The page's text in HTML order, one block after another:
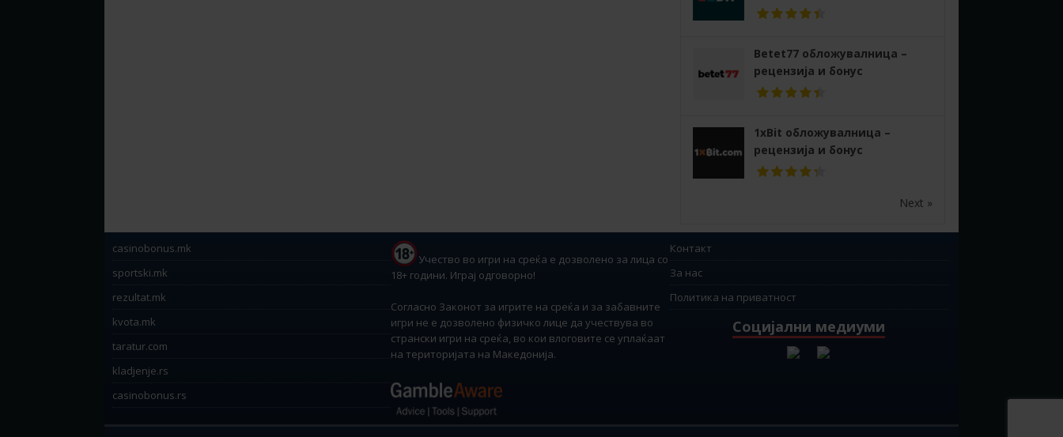
Betet77 обложувалница –
рецензија и бонус
1xBit обложувалница –
рецензија и бонус
Next »
casinobonus.mk
sportski.mk
rezultat.mk
kvota.mk
taratur.com
kladjenje.rs
casinobonus.rs
Учество во игри на среќа е дозволено за лица со
18+ години. Играј одговорно!
Согласно Законот за игрите на среќа и за забавните
игри не е дозволено физичко лице да учествува во
странски игри на среќа, во кои влоговите се уплаќаат
на територијата на Македонија.
Контакт
За нас
Политика на приватност
Социјални медиуми